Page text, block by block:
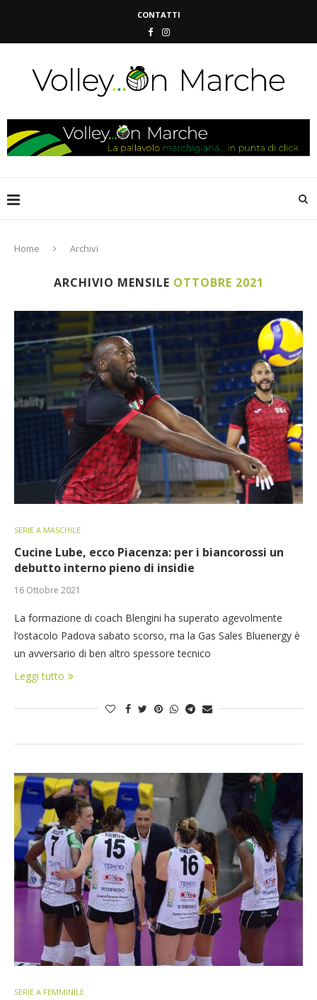
CONTATTI
Home Archivi
ARCHIVIO MENSILE OTTOBRE 2021
SERIE A MASCHILE
Cucine Lube, ecco Piacenza: per i biancorossi un
debutto interno pieno di insidie
16 Ottobre 2021
La formazione di coach Blengini ha superato agevolmente
l’ostacolo Padova sabato scorso, ma la Gas Sales Bluenergy è
un avversario di ben altro spessore tecnico
Leggi tutto
SERIE A FEMMINILE